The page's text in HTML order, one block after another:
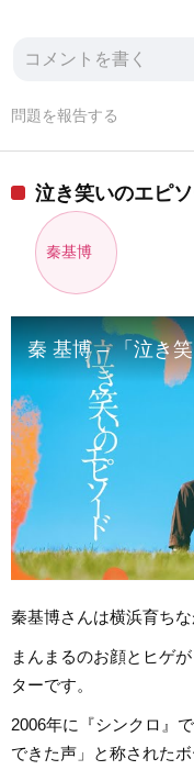
問題を報告する
泣き笑いのエピ
秦基博
秦 基博 – 「泣き
秦基博さんは横浜育ち
まんまるのお顔とヒゲ
ターです。
2006年に『シンクロ』
できた声」と称された